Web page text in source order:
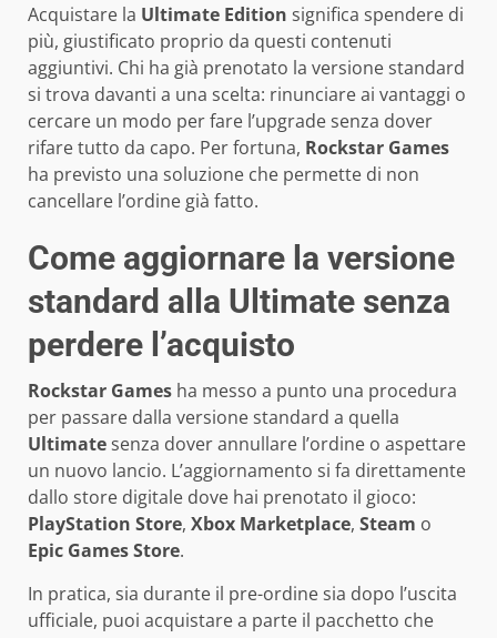
Acquistare la Ultimate Edition significa spendere di
più, giustificato proprio da questi contenuti
aggiuntivi. Chi ha già prenotato la versione standard
si trova davanti a una scelta: rinunciare ai vantaggi o
cercare un modo per fare l’upgrade senza dover
rifare tutto da capo. Per fortuna, Rockstar Games
ha previsto una soluzione che permette di non
cancellare l’ordine già fatto.
Come aggiornare la versione
standard alla Ultimate senza
perdere l’acquisto
Rockstar Games ha messo a punto una procedura
per passare dalla versione standard a quella
Ultimatesenza dover annullare l’ordine o aspettare
un nuovo lancio. L’aggiornamento si fa direttamente
dallo store digitale dove hai prenotato il gioco:
PlayStation Store, Xbox Marketplace, Steam o
Epic Games Store.
In pratica, sia durante il pre-ordine sia dopo l’uscita
ufficiale, puoi acquistare a parte il pacchetto che